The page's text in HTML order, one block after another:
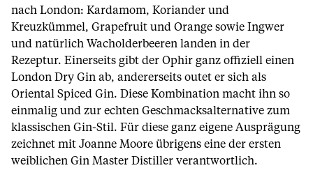
nach London: Kardamom, Koriander und
Kreuzkümmel, Grapefruit und Orange sowie Ingwer
und natürlich Wacholderbeeren landen in der
Rezeptur. Einerseits gibt der Ophir ganz offiziell einen
London Dry Gin ab, andererseits outet er sich als
Oriental Spiced Gin. Diese Kombination macht ihn so
einmalig und zur echten Geschmacksalternative zum
klassischen Gin-Stil. Für diese ganz eigene Ausprägung
zeichnet mit Joanne Moore übrigens eine der ersten
weiblichen Gin Master Distiller verantwortlich.